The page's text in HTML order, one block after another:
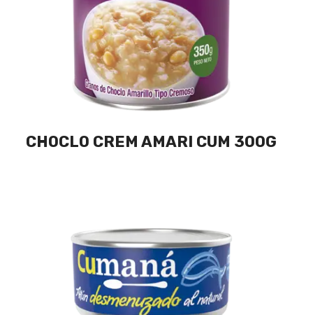
CHOCLO CREM AMARI CUM 300G